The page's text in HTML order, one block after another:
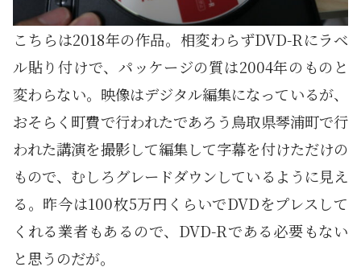
こちらは2018年の作品。相変わらずDVD-Rにラベ
ル貼り付けで、パッケージの質は2004年のものと
変わらない。映像はデジタル編集になっているが、
おそらく町費で行われたであろう鳥取県琴浦町で行
われた講演を撮影して編集して字幕を付けただけの
もので、むしろグレードダウンしているように見え
る。昨今は100枚5万円くらいでDVDをプレスして
くれる業者もあるので、DVD-Rである必要もない
と思うのだが。